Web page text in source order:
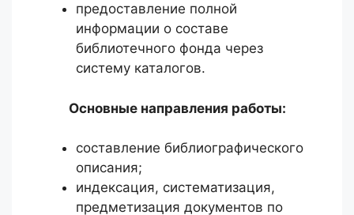
предоставление полной
информации о составе
библиотечного фонда через
систему каталогов.
Основные направления работы:
составление библиографического
описания;
индексация, систематизация,
предметизация документов по